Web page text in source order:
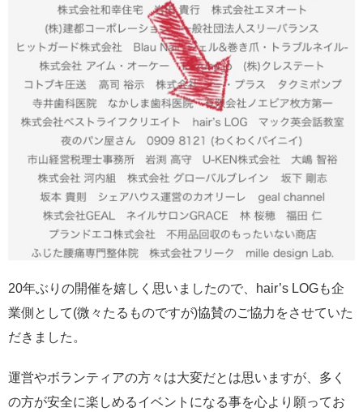
20年ぶりの開催を嬉しく思いましたので、hair’s LOGも企
業側として(微々たるものですが)協賛のご協力をさせていた
だきました。
運営やボランティアの方々は大変だとは思いますが、多く
の方が安全に楽しめるイベントになる事を心より願ってお